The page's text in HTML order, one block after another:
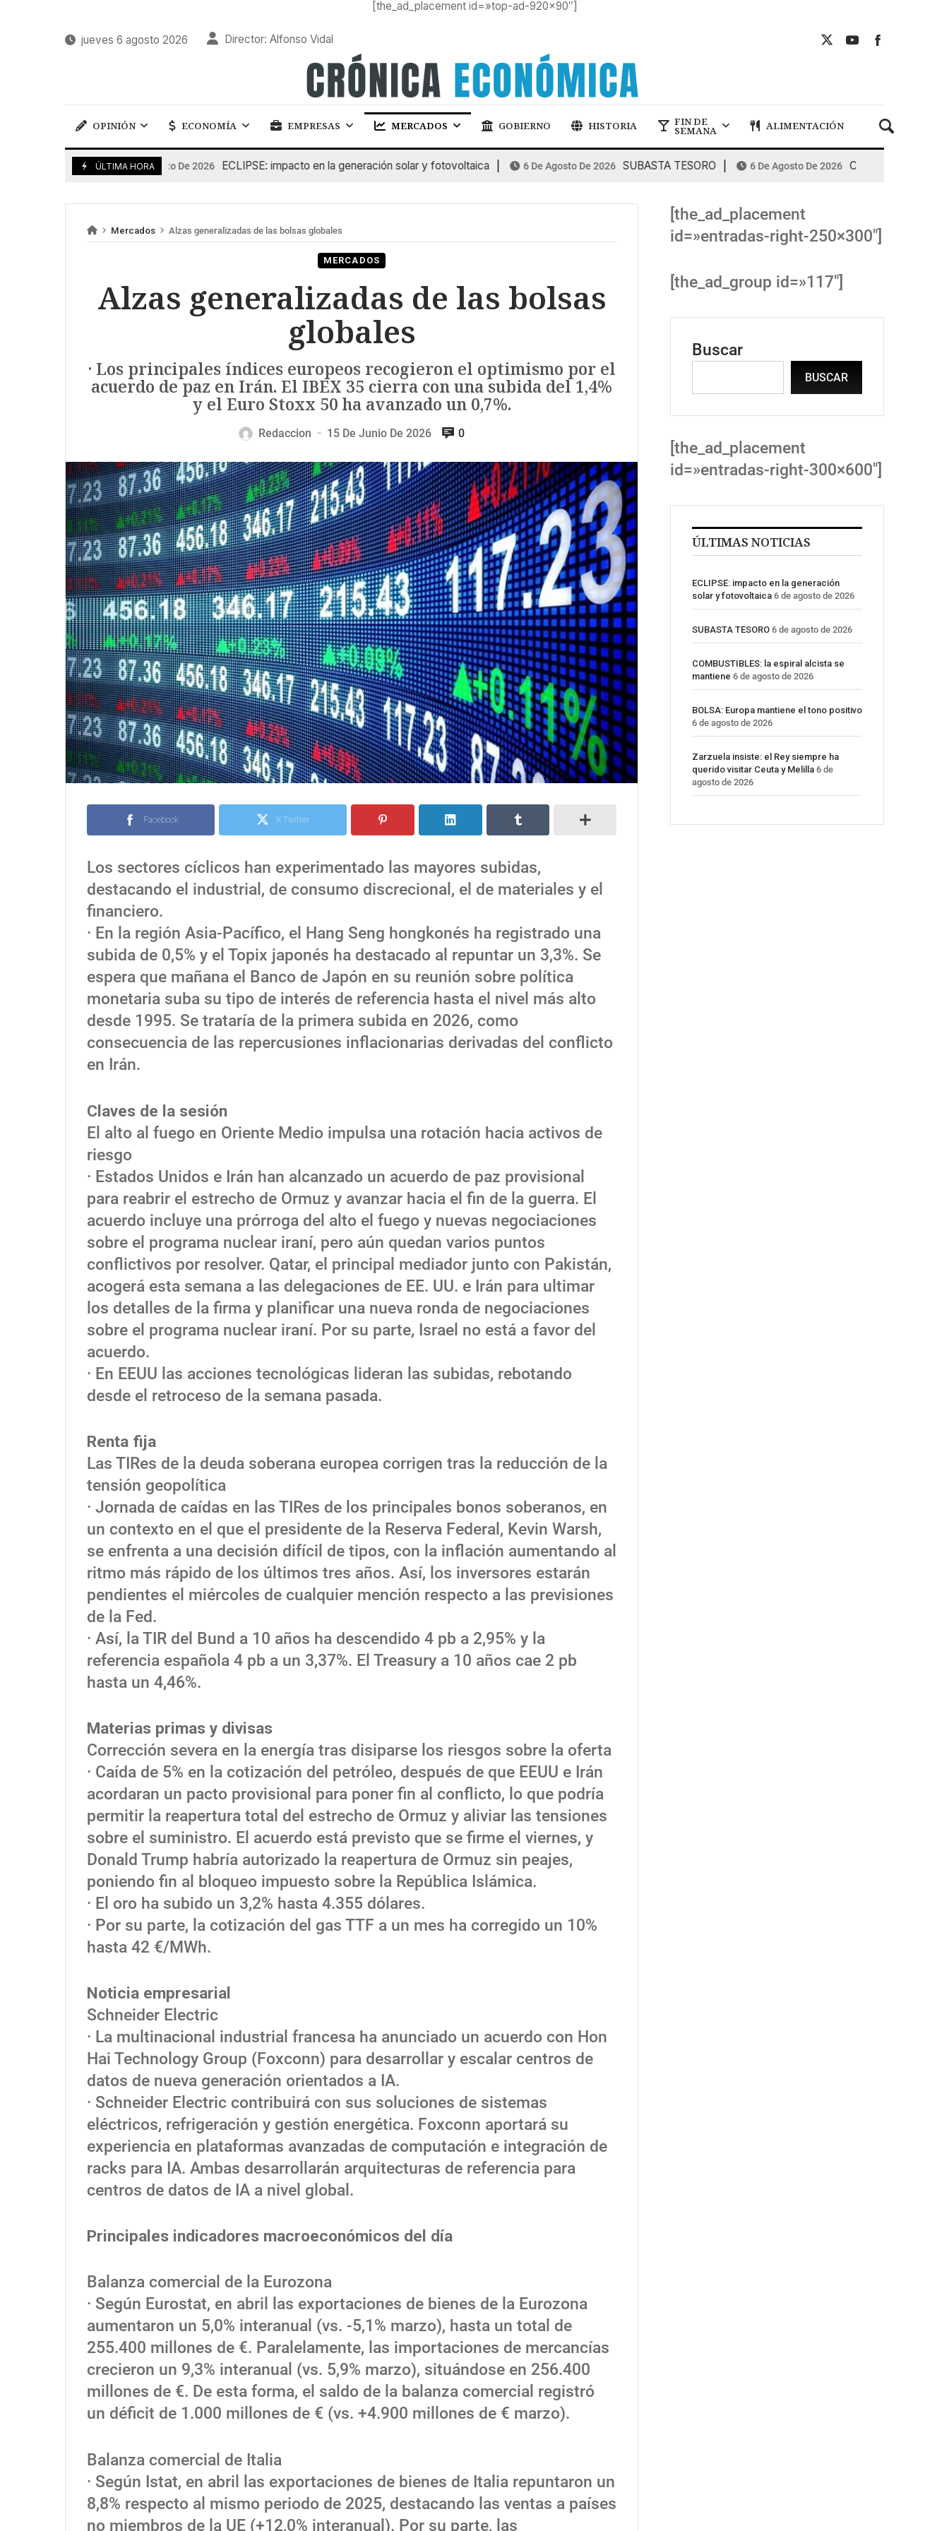
[the_ad_placement id=»top-ad-920×90″]
jueves 6 agosto 2026 Director: Alfonso Vidal
OPINIÓN ECONOMÍA EMPRESAS MERCADOS GOBIERNO HISTORIA FIN DE
SEMANA ALIMENTACIÓN
ÚLTIMA HORA
6 De Agosto De 2026 ECLIPSE: impacto en la generación solar y fotovoltaica 6 De Agosto De 2026 SUBASTA TESORO 6 De Agosto De 2026 COMBUSTIBLES: la
Mercados Alzas generalizadas de las bolsas globales
MERCADOS
Alzas generalizadas de las bolsas
globales
· Los principales índices europeos recogieron el optimismo por el
acuerdo de paz en Irán. El IBEX 35 cierra con una subida del 1,4%
y el Euro Stoxx 50 ha avanzado un 0,7%.
Redaccion — 15 De Junio De 2026 0
Facebook X Twitter
Los sectores cíclicos han experimentado las mayores subidas,
destacando el industrial, de consumo discrecional, el de materiales y el
financiero.
· En la región Asia-Pacífico, el Hang Seng hongkonés ha registrado una
subida de 0,5% y el Topix japonés ha destacado al repuntar un 3,3%. Se
espera que mañana el Banco de Japón en su reunión sobre política
monetaria suba su tipo de interés de referencia hasta el nivel más alto
desde 1995. Se trataría de la primera subida en 2026, como
consecuencia de las repercusiones inflacionarias derivadas del conflicto
en Irán.
Claves de la sesión
El alto al fuego en Oriente Medio impulsa una rotación hacia activos de
riesgo
· Estados Unidos e Irán han alcanzado un acuerdo de paz provisional
para reabrir el estrecho de Ormuz y avanzar hacia el fin de la guerra. El
acuerdo incluye una prórroga del alto el fuego y nuevas negociaciones
sobre el programa nuclear iraní, pero aún quedan varios puntos
conflictivos por resolver. Qatar, el principal mediador junto con Pakistán,
acogerá esta semana a las delegaciones de EE. UU. e Irán para ultimar
los detalles de la firma y planificar una nueva ronda de negociaciones
sobre el programa nuclear iraní. Por su parte, Israel no está a favor del
acuerdo.
· En EEUU las acciones tecnológicas lideran las subidas, rebotando
desde el retroceso de la semana pasada.
Renta fija
Las TIRes de la deuda soberana europea corrigen tras la reducción de la
tensión geopolítica
· Jornada de caídas en las TIRes de los principales bonos soberanos, en
un contexto en el que el presidente de la Reserva Federal, Kevin Warsh,
se enfrenta a una decisión difícil de tipos, con la inflación aumentando al
ritmo más rápido de los últimos tres años. Así, los inversores estarán
pendientes el miércoles de cualquier mención respecto a las previsiones
de la Fed.
· Así, la TIR del Bund a 10 años ha descendido 4 pb a 2,95% y la
referencia española 4 pb a un 3,37%. El Treasury a 10 años cae 2 pb
hasta un 4,46%.
Materias primas y divisas
Corrección severa en la energía tras disiparse los riesgos sobre la oferta
· Caída de 5% en la cotización del petróleo, después de que EEUU e Irán
acordaran un pacto provisional para poner fin al conflicto, lo que podría
permitir la reapertura total del estrecho de Ormuz y aliviar las tensiones
sobre el suministro. El acuerdo está previsto que se firme el viernes, y
Donald Trump habría autorizado la reapertura de Ormuz sin peajes,
poniendo fin al bloqueo impuesto sobre la República Islámica.
· El oro ha subido un 3,2% hasta 4.355 dólares.
· Por su parte, la cotización del gas TTF a un mes ha corregido un 10%
hasta 42 €/MWh.
Noticia empresarial
Schneider Electric
· La multinacional industrial francesa ha anunciado un acuerdo con Hon
Hai Technology Group (Foxconn) para desarrollar y escalar centros de
datos de nueva generación orientados a IA.
· Schneider Electric contribuirá con sus soluciones de sistemas
eléctricos, refrigeración y gestión energética. Foxconn aportará su
experiencia en plataformas avanzadas de computación e integración de
racks para IA. Ambas desarrollarán arquitecturas de referencia para
centros de datos de IA a nivel global.
Principales indicadores macroeconómicos del día
Balanza comercial de la Eurozona
· Según Eurostat, en abril las exportaciones de bienes de la Eurozona
aumentaron un 5,0% interanual (vs. -5,1% marzo), hasta un total de
255.400 millones de €. Paralelamente, las importaciones de mercancías
crecieron un 9,3% interanual (vs. 5,9% marzo), situándose en 256.400
millones de €. De esta forma, el saldo de la balanza comercial registró
un déficit de 1.000 millones de € (vs. +4.900 millones de € marzo).
Balanza comercial de Italia
· Según Istat, en abril las exportaciones de bienes de Italia repuntaron un
8,8% respecto al mismo periodo de 2025, destacando las ventas a países
no miembros de la UE (+12,0% interanual). Por su parte, las
[the_ad_placement
id=»entradas-right-250×300″]
[the_ad_group id=»117″]
Buscar
BUSCAR
[the_ad_placement
id=»entradas-right-300×600″]
ÚLTIMAS NOTICIAS
ECLIPSE: impacto en la generación
solar y fotovoltaica 6 de agosto de 2026
SUBASTA TESORO 6 de agosto de 2026
COMBUSTIBLES: la espiral alcista se
mantiene 6 de agosto de 2026
BOLSA: Europa mantiene el tono positivo
6 de agosto de 2026
Zarzuela insiste: el Rey siempre ha
querido visitar Ceuta y Melilla 6 de
agosto de 2026